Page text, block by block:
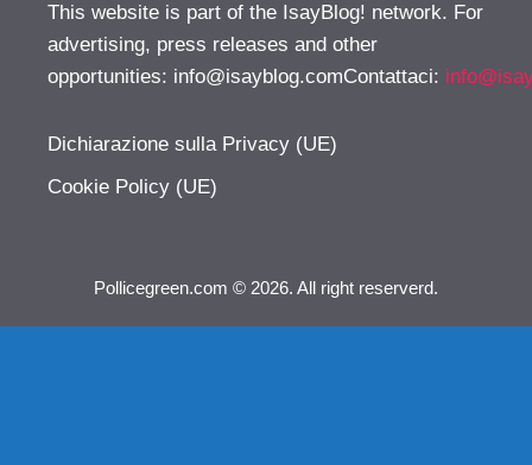
This website is part of the IsayBlog! network. For
advertising, press releases and other
opportunities: info@isayblog.comContattaci:
Dichiarazione sulla Privacy (UE)
Cookie Policy (UE)
Pollicegreen.com © 2026. All right reserverd.